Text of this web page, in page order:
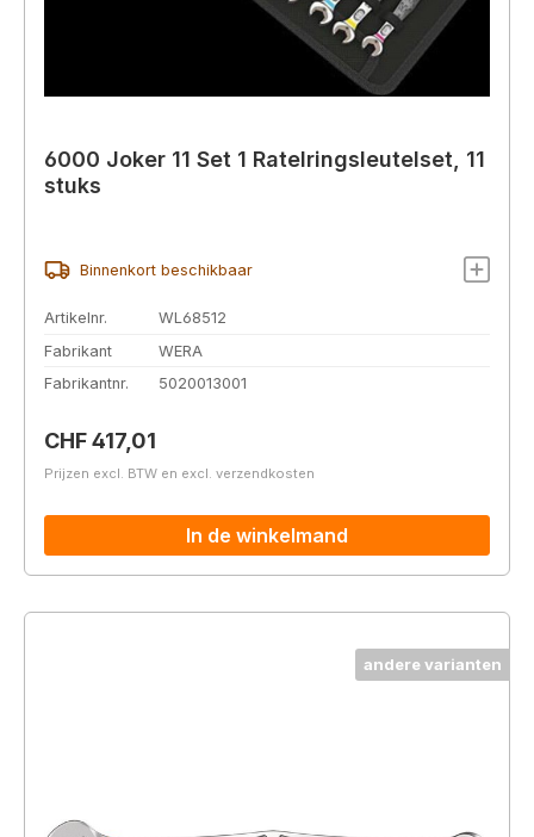
6000 Joker 11 Set 1 Ratelringsleutelset, 11
stuks
Binnenkort beschikbaar
Artikelnr.
WL68512
Fabrikant
WERA
Fabrikantnr.
5020013001
Normale prijs:
CHF 417,01
Prijzen excl. BTW en excl. verzendkosten
In de winkelmand
andere varianten